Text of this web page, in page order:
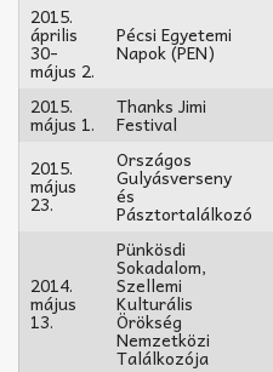
2015.
április
30-
május 2.
Pécsi Egyetemi
Napok (PEN)
2015.
május 1.
Thanks Jimi
Festival
2015.
május
23.
Országos
Gulyásverseny
és
Pásztortalálkozó
2014.
május
13.
Pünkösdi
Sokadalom,
Szellemi
Kulturális
Örökség
Nemzetközi
Találkozója